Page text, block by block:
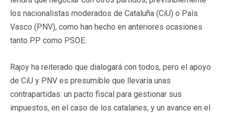
los nacionalistas moderados de Cataluña (CiU) o País
Vasco (PNV), como han hecho en anteriores ocasiones
tanto PP como PSOE.
Rajoy ha reiterado que dialogará con todos, pero el apoyo
de CiU y PNV es presumible que llevaría unas
contrapartidas: un pacto fiscal para gestionar sus
impuestos, en el caso de los catalanes, y un avance en el